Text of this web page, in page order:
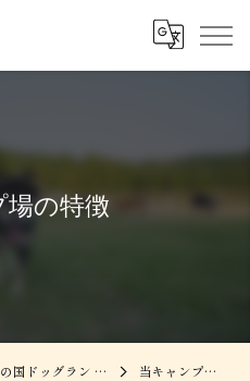
の特徴
熊本県阿蘇のキャンプ場なら火の国ドッグラン オートキャンプ場 当キャンプ場の特徴